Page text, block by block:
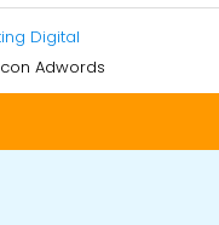
Digital
Adwords